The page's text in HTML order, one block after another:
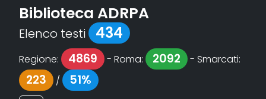
Biblioteca ADRPA
Elenco testi 434
Regione: 4869 - Roma: 2092 - Smarcati:
223 / 51%